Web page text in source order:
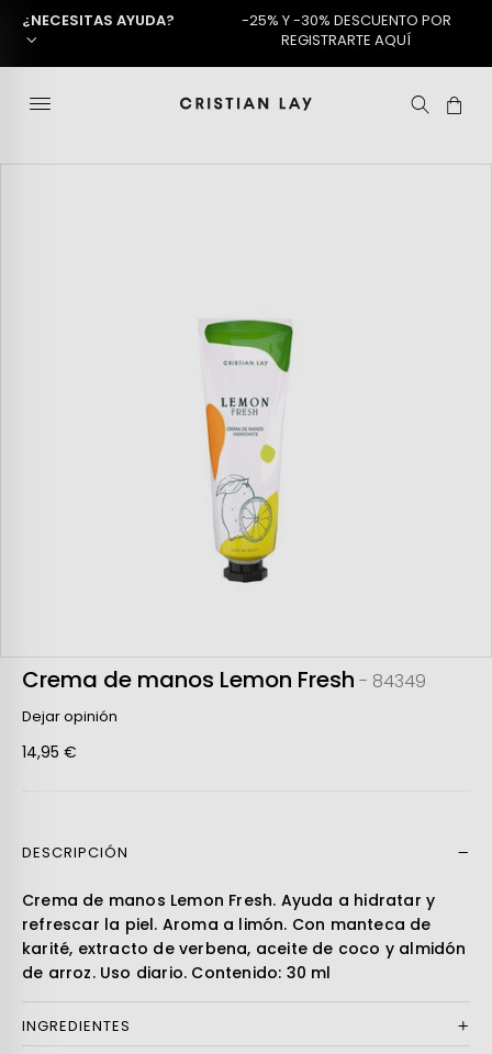
¿NECESITAS AYUDA?
-25% Y -30% DESCUENTO POR
REGISTRARTE AQUÍ
Crema de manos Lemon Fresh - 84349
Dejar opinión
14,95 €
DESCRIPCIÓN
Crema de manos Lemon Fresh. Ayuda a hidratar y
refrescar la piel. Aroma a limón. Con manteca de
karité, extracto de verbena, aceite de coco y almidón
de arroz. Uso diario. Contenido: 30 ml
INGREDIENTES